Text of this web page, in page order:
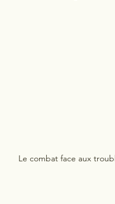
Le combat face aux